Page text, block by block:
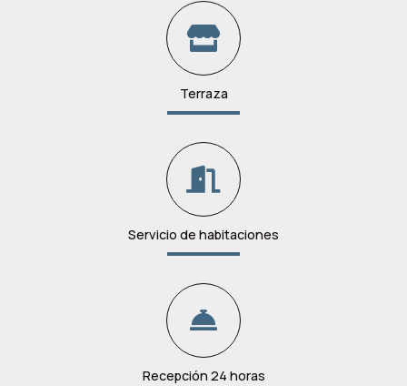
Terraza
Servicio de habitaciones
Recepción 24 horas